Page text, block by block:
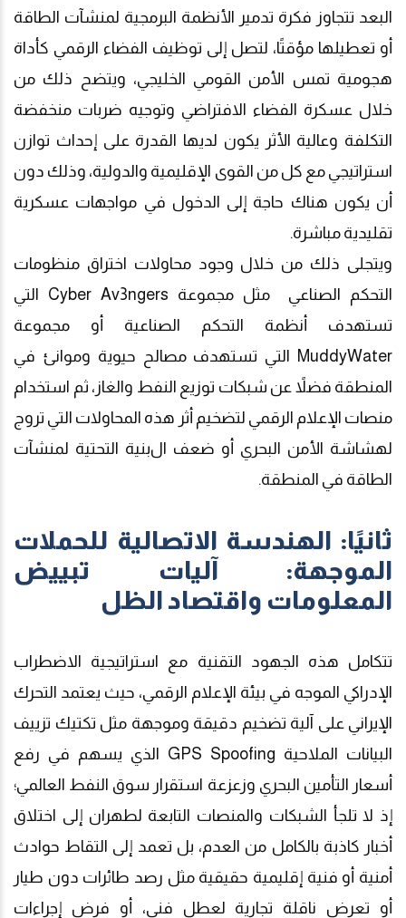
البعد تتجاوز فكرة تدمير الأنظمة البرمجية لمنشآت الطاقة
أو تعطيلها مؤقتًا، لتصل إلى توظيف الفضاء الرقمي كأداة
هجومية تمس الأمن القومي الخليجي، ويتضح ذلك من
خلال عسكرة الفضاء الافتراضي وتوجيه ضربات منخفضة
التكلفة وعالية الأثر يكون لديها القدرة على إحداث توازن
استراتيجي مع كل من القوى الإقليمية والدولية، وذلك دون
أن يكون هناك حاجة إلى الدخول في مواجهات عسكرية
تقليدية مباشرة.
ويتجلى ذلك من خلال وجود محاولات اختراق منظومات
التحكم الصناعي
مثل مجموعة Cyber Av3ngers التي
تستهدف أنظمة التحكم الصناعية أو مجموعة
MuddyWater التي تستهدف مصالح حيوية وموانئ في
المنطقة فضلاً عن شبكات توزيع النفط والغاز، ثم استخدام
منصات الإعلام الرقمي لتضخيم أثر هذه المحاولات التي تروج
لهشاشة الأمن البحري أو ضعف البنية التحتية لمنشآت
الطاقة في المنطقة.
ثانيًا: الهندسة الاتصالية للحملات
الموجهة: آليات تبييض
المعلومات واقتصاد الظل
تتكامل هذه الجهود التقنية مع استراتيجية الاضطراب
الإدراكي الموجه في بيئة الإعلام الرقمي، حيث يعتمد التحرك
الإيراني على آلية تضخيم دقيقة وموجهة مثل تكتيك تزييف
البيانات الملاحية GPS Spoofing الذي يسهم في رفع
أسعار التأمين البحري وزعزعة استقرار سوق النفط العالمي؛
إذ لا تلجأ الشبكات والمنصات التابعة لطهران إلى اختلاق
أخبار كاذبة بالكامل من العدم، بل تعمد إلى التقاط حوادث
أمنية أو فنية إقليمية حقيقية مثل رصد طائرات دون طيار
أو تعرض ناقلة تجارية لعطل فني، أو فرض إجراءات